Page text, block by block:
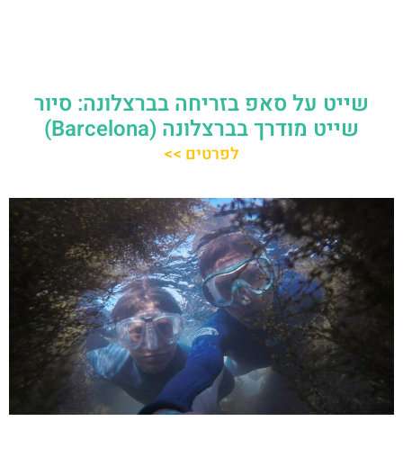
שייט על סאפ בזריחה בברצלונה: סיור
שייט מודרך בברצלונה (Barcelona)
לפרטים >>